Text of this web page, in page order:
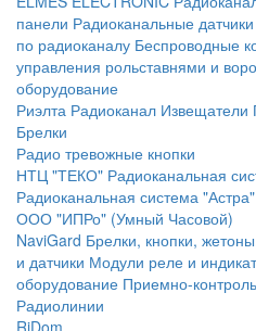
панели Радиоканальные датчики
по радиоканалу Беспроводные
управления рольставнями и
оборудование
Риэлта Радиоканал Извещатели
Брелки
Радио тревожные кнопки
НТЦ "ТЕКО" Радиоканальная
Радиоканальная система "Астра"
ООО "ИПРо" (Умный Часовой)
NaviGard Брелки, кнопки,
и датчики Модули реле и
оборудование Приемно-
Радиолинии